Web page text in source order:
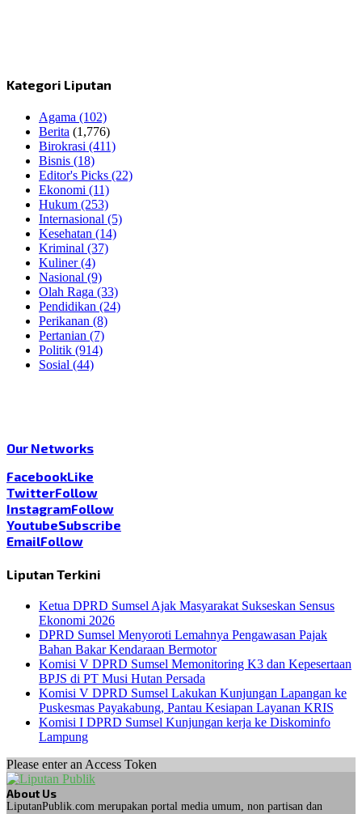
Kategori Liputan
Agama (102)
Berita (1,776)
Birokrasi (411)
Bisnis (18)
Editor's Picks (22)
Ekonomi (11)
Hukum (253)
Internasional (5)
Kesehatan (14)
Kriminal (37)
Kuliner(4)
Nasional (9)
Olah Raga (33)
Pendidikan (24)
Perikanan (8)
Pertanian (7)
Politik (914)
Sosial (44)
Our Networks
FacebookLike
TwitterFollow
InstagramFollow
YoutubeSubscribe
EmailFollow
Liputan Terkini
Ketua DPRD Sumsel Ajak Masyarakat Sukseskan Sensus
Ekonomi 2026
DPRD Sumsel Menyoroti Lemahnya Pengawasan Pajak
Bahan Bakar Kendaraan Bermotor
Komisi V DPRD Sumsel Memonitoring K3 dan Kepesertaan
BPJS di PT Musi Hutan Persada
Komisi V DPRD Sumsel Lakukan Kunjungan Lapangan ke
Puskesmas Payakabung, Pantau Kesiapan Layanan KRIS
Komisi I DPRD Sumsel Kunjungan kerja ke Diskominfo
Lampung
Please enter an Access Token
About Us
LiputanPublik.com merupakan portal media umum, non partisan dan